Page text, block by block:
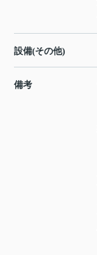
設備(その他)
備考